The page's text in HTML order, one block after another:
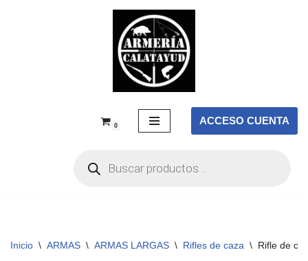
0 ACCESO CUENTA
Inicio \ ARMAS \ ARMAS LARGAS \ Rifles de caza \ Rifle de